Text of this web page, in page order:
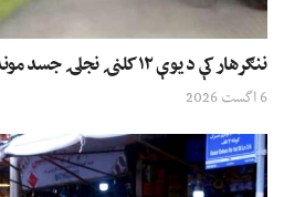
ننګرهار کې د یوې ۱۲ کلنۍ نجلۍ جسد موندل شوی
6 اگست 2026